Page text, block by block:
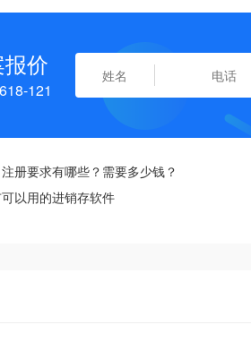
价
121
册要求有哪些？需要多少钱？
以用的进销存软件